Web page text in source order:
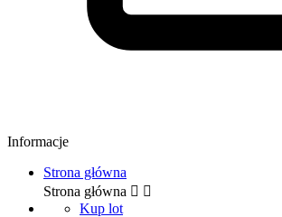
Informacje
Strona główna
Strona główna  
Kup lot